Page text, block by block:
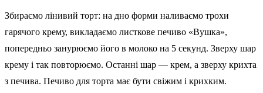
Збираємо лінивий торт: на дно форми наливаємо трохи
гарячого крему, викладаємо листкове печиво «Вушка»,
попередньо занурюємо його в молоко на 5 секунд. Зверху шар
крему і так повторюємо. Останні шар — крем, а зверху крихта
з печива. Печиво для торта має бути свіжим і крихким.